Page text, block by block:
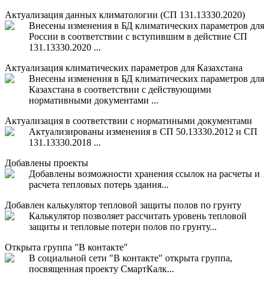
Актуализация данных климатологии (СП 131.13330.2020)
Внесены изменения в БД климатических параметров для
России в соответствии с вступившим в действие СП
131.13330.2020 ...
Актуализация климатических параметров для Казахстана
Внесены изменения в БД климатических параметров для
Казахстана в соответствии с действующими
нормативными документами ...
Актуализация в соответствии с норматиными документами
Актуализированы изменения в СП 50.13330.2012 и СП
131.13330.2018 ...
Добавлены проекты
Добавлены возможности хранения ссылок на расчеты и
расчета тепловых потерь здания...
Добавлен калькулятор тепловой защиты полов по грунту
Калькулятор позволяет рассчитать уровень тепловой
защиты и тепловые потери полов по грунту...
Открыта группа "В контакте"
В социальной сети "В контакте" открыта группа,
посвященная проекту СмартКалк...